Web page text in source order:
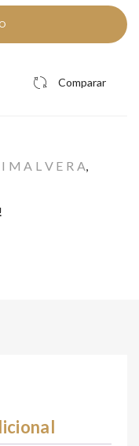
Comparar
M A L V E R A,